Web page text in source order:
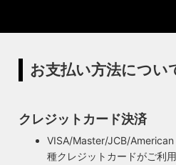
お支払い方法につい
クレジットカード決済
VISA/Master/JCB/
種クレジットカードがご利